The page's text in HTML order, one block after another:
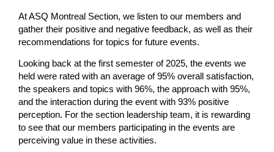
At ASQ Montreal Section, we listen to our members and
gather their positive and negative feedback, as well as their
recommendations for topics for future events.
Looking back at the first semester of 2025, the events we
held were rated with an average of 95% overall satisfaction,
the speakers and topics with 96%, the approach with 95%,
and the interaction during the event with 93% positive
perception. For the section leadership team, it is rewarding
to see that our members participating in the events are
perceiving value in these activities.